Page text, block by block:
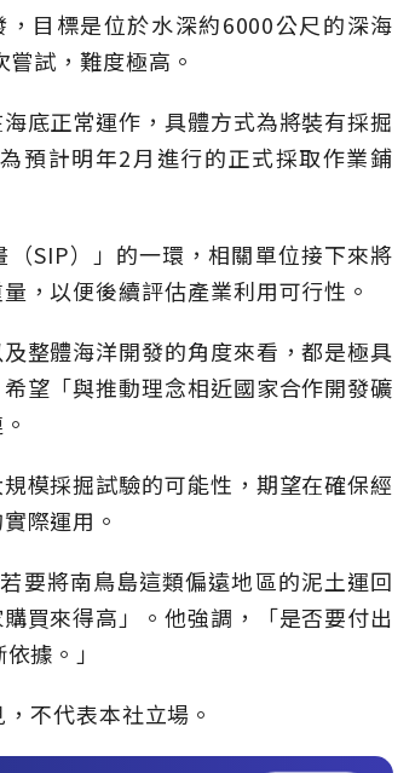
目標是位於水深約6000公尺的深海
試，難度極高。
底正常運作，具體方式為將裝有採掘
預計明年2月進行的正式採取作業鋪
SIP）」的一環，相關單位接下來將
，以便後續評估產業利用可行性。
整體海洋開發的角度來看，都是極具
望「與推動理念相近國家合作開發礦
模採掘試驗的可能性，期望在確保經
際運用。
要將南鳥島這類偏遠地區的泥土運回
買來得高」。他強調，「是否要付出
據。」
不代表本社立場。